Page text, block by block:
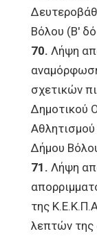
Βόλου (Β'
70. Λήψη
σχετικών
Δημοτικού
Δήμου
71. Λήψη
της
λεπτών της